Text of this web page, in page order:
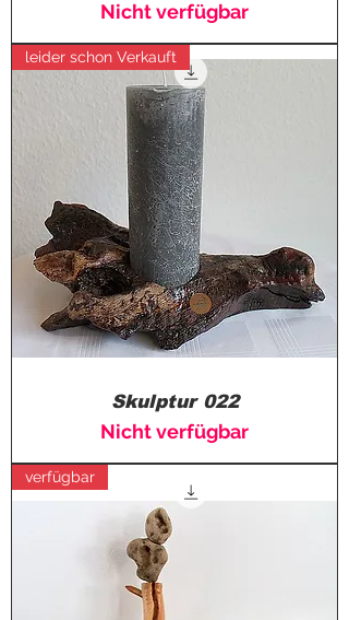
Nicht verfügbar
leider schon Verkauft
Skulptur 022
Nicht verfügbar
verfügbar